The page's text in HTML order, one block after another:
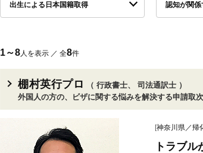
出生による日本国籍取得 認知が関
1～8人を表示 ／ 全8件
棚村英行プロ
（ 行政書士、 司法通訳士 ）
外国人の方の、ビザに関する悩みを解決する申請取
[神奈川県／帰
トラブ